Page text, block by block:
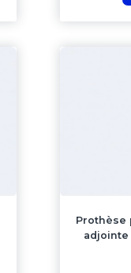
Prothèse
adjointe